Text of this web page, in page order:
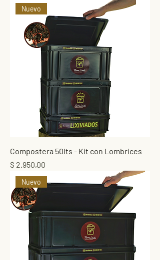
Nuevo
Compostera 50lts - Kit con Lombrices
Precio
$ 2.950,00
Nuevo